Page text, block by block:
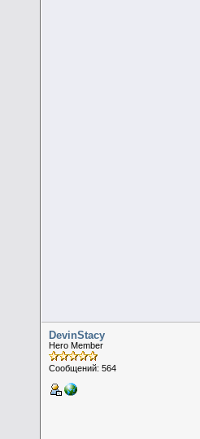
DevinStacy
Hero Member
Сообщений: 564